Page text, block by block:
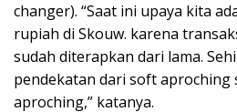
changer). “Saat ini upaya kita
rupiah di Skouw. karena
sudah diterapkan dari lama.
pendekatan dari soft aproching
aproching,” katanya.